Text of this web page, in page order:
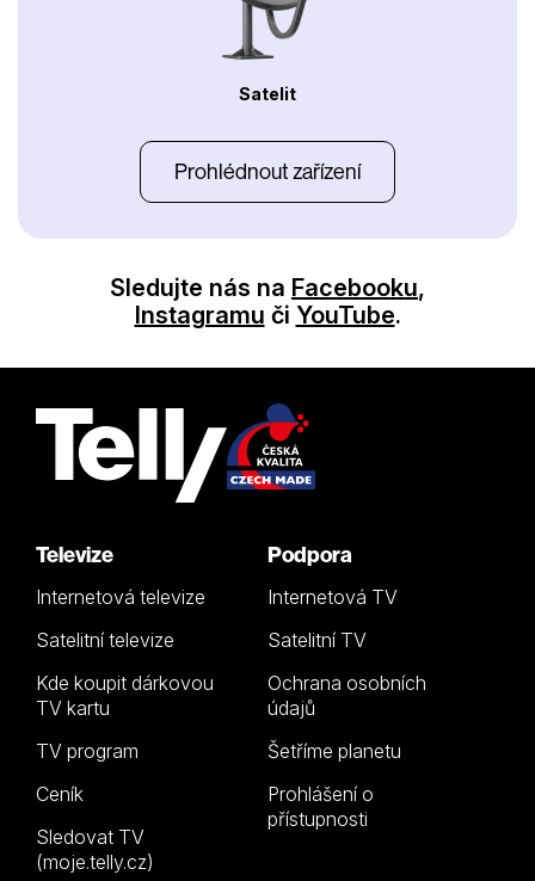
Satelit
Prohlédnout zařízení
Sledujte nás na Facebooku,
Instagramu či YouTube.
Televize
Internetová televize
Satelitní televize
Kde koupit dárkovou
TV kartu
TV program
Ceník
Sledovat TV
(moje.telly.cz)
Podpora
Internetová TV
Satelitní TV
Ochrana osobních
údajů
Šetříme planetu
Prohlášení o
přístupnosti